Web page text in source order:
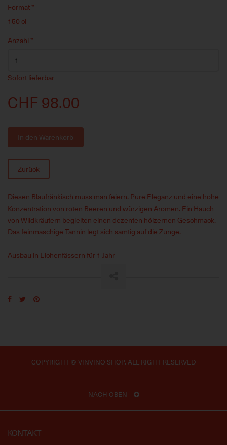
Format*
150 cl
Anzahl *
Sofort lieferbar
CHF 98.00
In den Warenkorb
Zurück
Diesen Blaufränkisch muss man feiern. Pure Eleganz und eine hohe
Konzentration von roten Beeren und würzigen Aromen. Ein Hauch
von Wildkräutern begleiten einen dezenten hölzernen Geschmack.
Das feinmaschige Tannin legt sich samtig auf die Zunge.
Ausbau in Eichenfässern für 1 Jahr
COPYRIGHT © VINVINO SHOP. ALL RIGHT RESERVED
NACH OBEN
KONTAKT